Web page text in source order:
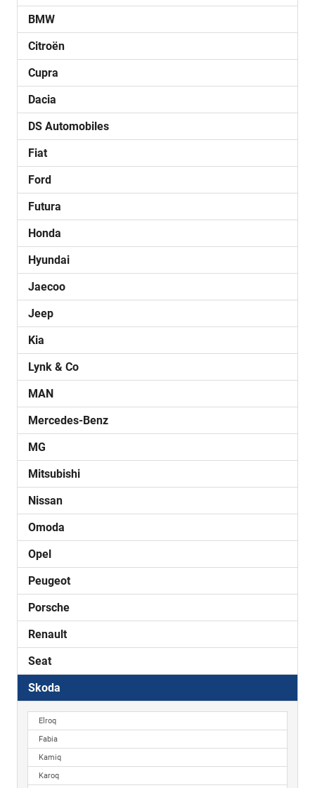
BMW
Citroën
Cupra
Dacia
DS Automobiles
Fiat
Ford
Futura
Honda
Hyundai
Jaecoo
Jeep
Kia
Lynk & Co
MAN
Mercedes-Benz
MG
Mitsubishi
Nissan
Omoda
Opel
Peugeot
Porsche
Renault
Seat
Skoda
Elroq
Fabia
Kamiq
Karoq